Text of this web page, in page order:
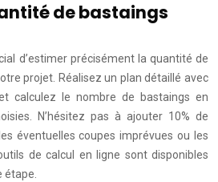
de bastaings
d’estimer précisément la quantité de
projet. Réalisez un plan détaillé avec
calculez le nombre de bastaings en
N’hésitez pas à ajouter 10% de
éventuelles coupes imprévues ou les
de calcul en ligne sont disponibles
étape.